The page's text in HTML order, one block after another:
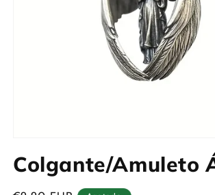
multimedia
1
Colgante/Amuleto